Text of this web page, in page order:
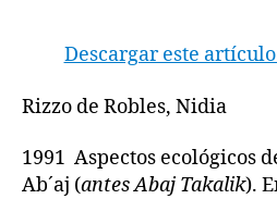
Descargar este
Rizzo de Robles, Nidia
1991 Aspectos ecológicos
Ab´aj (antes Abaj Takalik).